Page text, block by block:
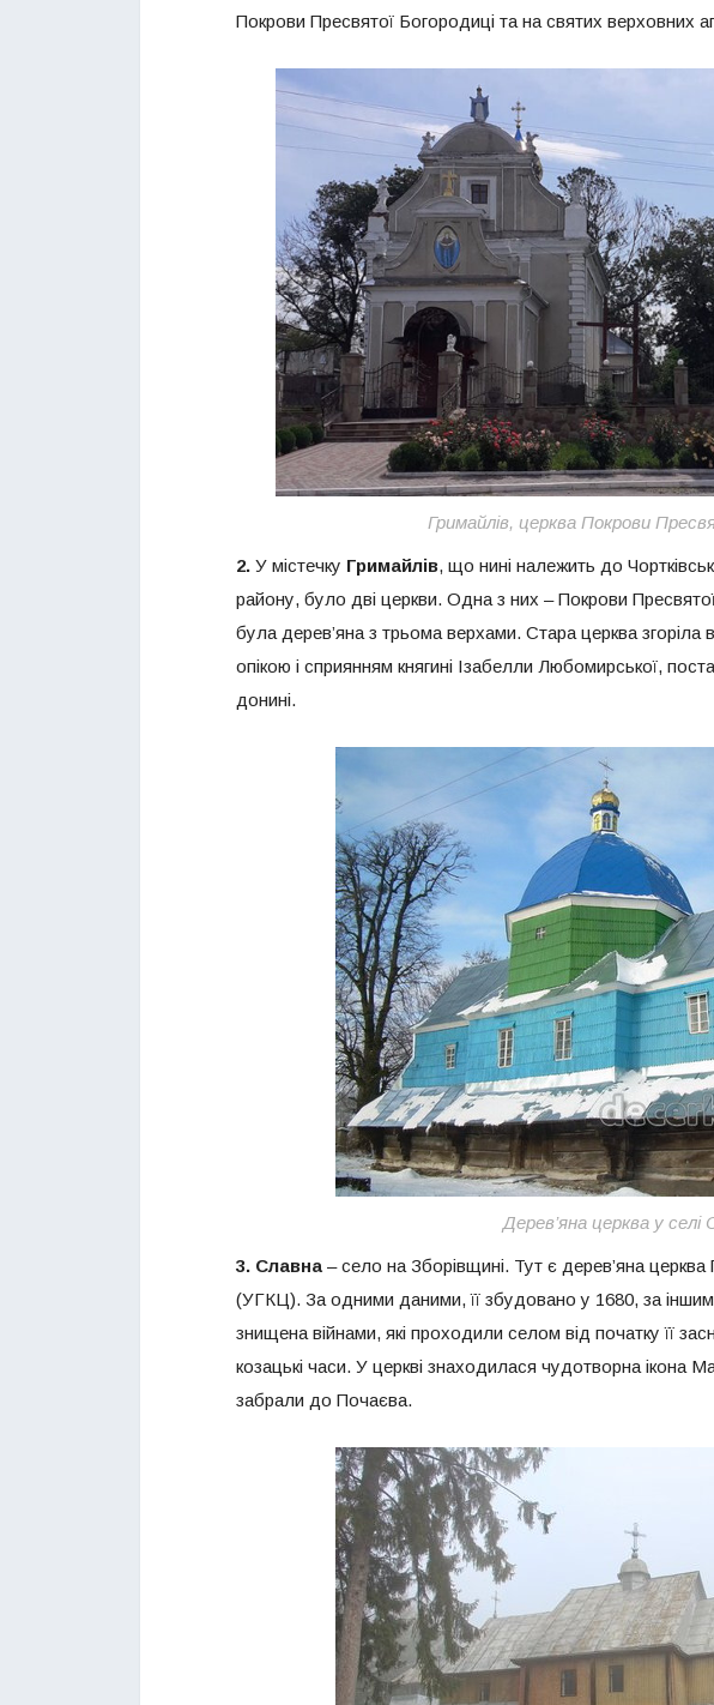
Покрови Пресвятої Богородиці та на святих верховних
Гримайлів, церква Покрови
2. У містечку Гримайлів, що нині належить до
району, було дві церкви. Одна з них – Покрови
була дерев’яна з трьома верхами. Стара церква згоріла в
опікою і сприянням княгині Ізабелли Любомирської,
донині.
Дерев’яна церква у селі
3. Славна – село на Зборівщині. Тут є дерев’яна
(УГКЦ). За одними даними, її збудовано у 1680, за
знищена війнами, які проходили селом від початку її
козацькі часи. У церкві знаходилася чудотворна ікона
забрали до Почаєва.